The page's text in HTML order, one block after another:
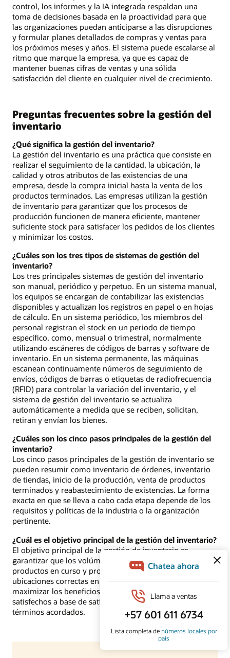
control, los informes y la IA integrada respaldan una
toma de decisiones basada en la proactividad para que
las organizaciones puedan anticiparse a las disrupciones
y formular planes detallados de compras y ventas para
los próximos meses y años. El sistema puede escalarse al
ritmo que marque la empresa, ya que es capaz de
mantener buenas cifras de ventas y una sólida
satisfacción del cliente en cualquier nivel de crecimiento.
Preguntas frecuentes sobre la gestión del
inventario
¿Qué significa la gestión del inventario?
La gestión del inventario es una práctica que consiste en
realizar el seguimiento de la cantidad, la ubicación, la
calidad y otros atributos de las existencias de una
empresa, desde la compra inicial hasta la venta de los
productos terminados. Las empresas utilizan la gestión
de inventario para garantizar que los procesos de
producción funcionen de manera eficiente, mantener
suficiente stock para satisfacer los pedidos de los clientes
y minimizar los costos.
¿Cuáles son los tres tipos de sistemas de gestión del
inventario?
Los tres principales sistemas de gestión del inventario
son manual, periódico y perpetuo. En un sistema manual,
los equipos se encargan de contabilizar las existencias
disponibles y actualizan los registros en papel o en hojas
de cálculo. En un sistema periódico, los miembros del
personal registran el stock en un periodo de tiempo
específico, como, mensual o trimestral, normalmente
utilizando escáneres de códigos de barras y software de
inventario. En un sistema permanente, las máquinas
escanean continuamente números de seguimiento de
envíos, códigos de barras o etiquetas de radiofrecuencia
(RFID) para controlar la variación del inventario, y el
sistema de gestión del inventario se actualiza
automáticamente a medida que se reciben, solicitan,
retiran y envían los bienes.
¿Cuáles son los cinco pasos principales de la gestión del
inventario?
Los cinco pasos principales de la gestión de inventario se
pueden resumir como inventario de órdenes, inventario
de tiendas, inicio de la producción, venta de productos
terminados y reabastecimiento de existencias. La forma
exacta en que se lleva a cabo cada etapa depende de los
requisitos y políticas de la industria o la organización
pertinente.
¿Cuál es el objetivo principal de la gestión del inventario?
El objetivo principal de la gestión de inventario es
garantizar que los volúmenes ideales de materias primas,
productos en curso y productos terminados estén en las
ubicaciones correctas en el momento oportuno para
maximizar los beneficios y mantener a los clientes
satisfechos a base de satisfacer sus pedidos en los
términos acordados.